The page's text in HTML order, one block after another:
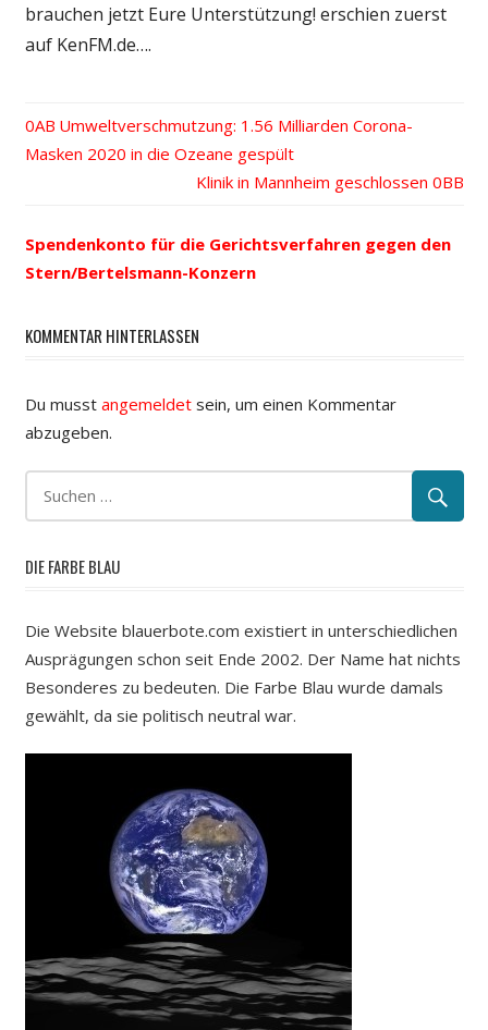
brauchen jetzt Eure Unterstützung! erschien zuerst
auf KenFM.de….
Beitrags-
Vorheriger
Beitrag:
Umweltverschmutzung: 1.56 Milliarden Corona-
Masken 2020 in die Ozeane gespült
Nächster
Klinik in Mannheim geschlossen
Spendenkonto für die Gerichtsverfahren gegen den
Stern/Bertelsmann-Konzern
KOMMENTAR HINTERLASSEN
Du musst angemeldetsein, um einen Kommentar
abzugeben.
DIE FARBE BLAU
Die Website blauerbote.com existiert in unterschiedlichen
Ausprägungen schon seit Ende 2002. Der Name hat nichts
Besonderes zu bedeuten. Die Farbe Blau wurde damals
gewählt, da sie politisch neutral war.